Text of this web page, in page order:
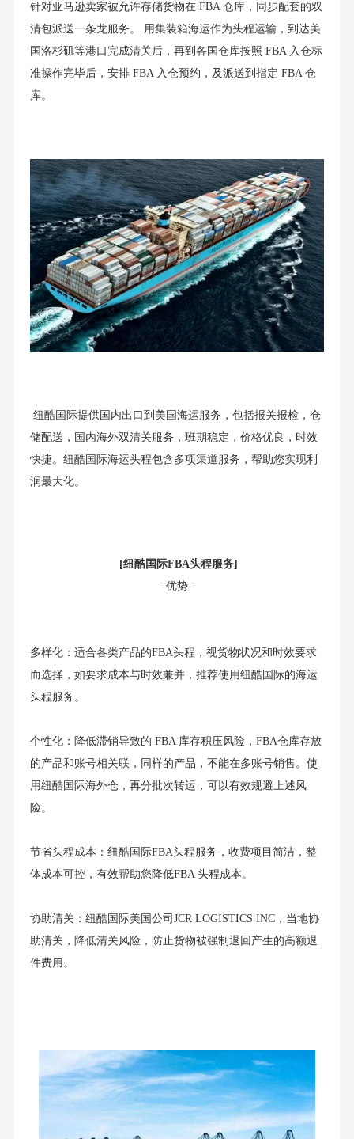
针对亚马逊卖家被允许存储货物在 FBA 仓库，同步配套的双
清包派送一条龙服务。 用集装箱海运作为头程运输，到达美
国洛杉矶等港口完成清关后，再到各国仓库按照 FBA 入仓标
准操作完毕后，安排 FBA 入仓预约，及派送到指定 FBA 仓
库。
纽酷国际提供国内出口到美国海运服务，包括报关报检，仓
储配送，国内海外双清关服务，班期稳定，价格优良，时效
快捷。纽酷国际海运头程包含多项渠道服务，帮助您实现利
润最大化。
[纽酷国际FBA头程服务]
-优势-
多样化：适合各类产品的FBA头程，视货物状况和时效要求
而选择，如要求成本与时效兼并，推荐使用纽酷国际的海运
头程服务。
个性化：降低滞销导致的 FBA 库存积压风险，FBA仓库存放
的产品和账号相关联，同样的产品，不能在多账号销售。使
用纽酷国际海外仓，再分批次转运，可以有效规避上述风
险。
节省头程成本：纽酷国际FBA头程服务，收费项目简洁，整
体成本可控，有效帮助您降低FBA 头程成本。
协助清关：纽酷国际美国公司JCR LOGISTICS INC，当地协
助清关，降低清关风险，防止货物被强制退回产生的高额退
件费用。